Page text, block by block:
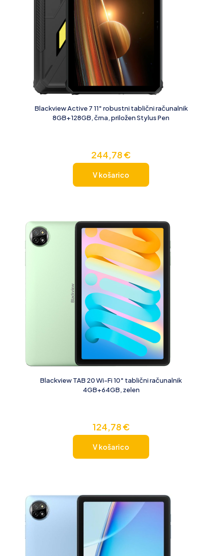
Blackview Active 7 11″ robustni tablični računalnik
8GB+128GB, črna, priložen Stylus Pen
244,78€
V košarico
Blackview TAB 20 Wi-Fi 10″ tablični računalnik
4GB+64GB, zelen
124,78€
V košarico